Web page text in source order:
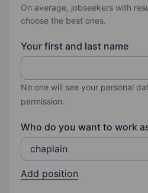
On average, jobseekers with
choose the best ones.
Your first and last name
No one will see your personal
permission.
Who do you want to work
Add position